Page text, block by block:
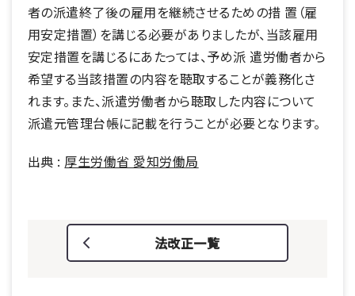
者の派遣終了後の雇用を継続させるための措 置（雇
用安定措置）を講じる必要がありましたが、当該雇用
安定措置を講じるにあたっては、予め派 遣労働者から
希望する当該措置の内容を聴取することが義務化さ
れます。また、派遣労働者から聴取した内容について
派遣元管理台帳に記載を行うことが必要となります。
出典 : 厚生労働省 愛知労働局
法改正一覧